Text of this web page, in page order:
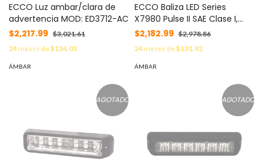
ECCO Luz ambar/clara de
advertencia MOD: ED3712-AC
$2,217.99 $3,021.61
24meses de$134.03
ÁMBAR
ECCO Baliza LED Series
X7980 Pulse II SAE Clase I,
color ambar MOD: X-7980A
$2,182.99 $2,978.86
24meses de$131.92
ÁMBAR
AGOTADO AGOTADO